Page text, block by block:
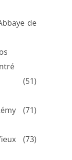
de
(51)
(71)
(73)